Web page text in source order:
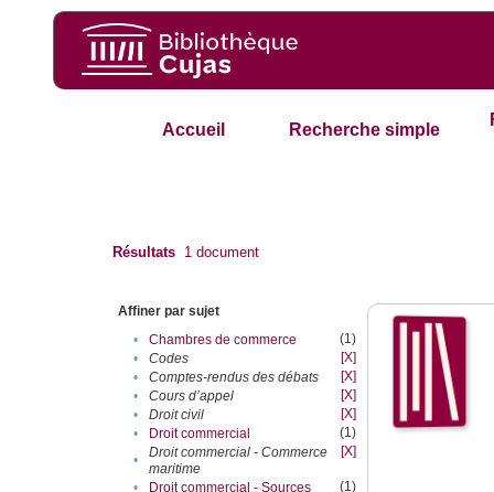
Accueil Recherche simple
Résultats 1 document
Affiner par sujet
•
Chambres de commerce
(1)
•
Codes
[X]
•
Comptes-rendus des débats
[X]
•
Cours d’appel
[X]
•
Droit civil
[X]
•
Droit commercial
(1)
•
Droit commercial - Commerce
maritime
[X]
• Droit commercial - Sources
(1)